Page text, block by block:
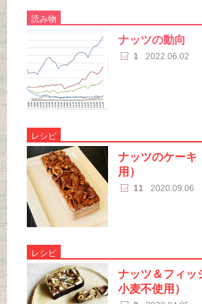
読み物
ナッツの動向
1 2022.06.02
レシピ
ナッツのケーキ
用）
11 2020.09.06
レシピ
ナッツ＆フィッ
小麦不使用）